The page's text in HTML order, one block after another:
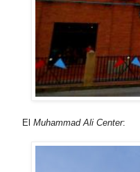
El Muhammad Ali Center: